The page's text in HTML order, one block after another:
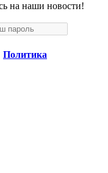
на наши новости!
Политика